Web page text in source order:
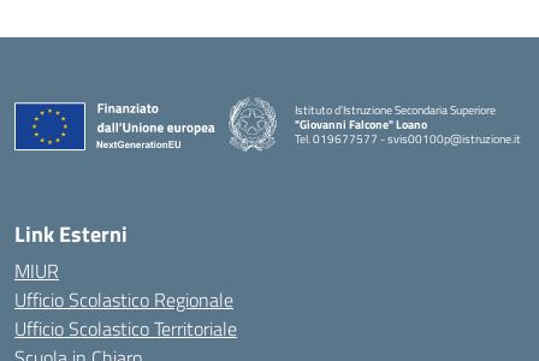
Istituto d'Istruzione Secondaria Superiore
"Giovanni Falcone" Loano
Tel. 019677577 - svis00100p@istruzione.it
— Visita la pagina iniziale della scuola
Link Esterni
MIUR
Ufficio Scolastico Regionale
Ufficio Scolastico Territoriale